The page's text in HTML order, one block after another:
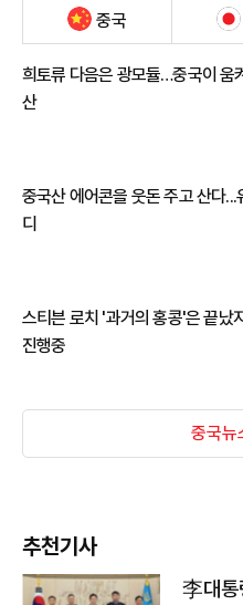
중국
희토류 다음은 광모듈…중국이 움
산
중국산 에어콘을 웃돈 주고 산다...
디
스티븐 로치 '과거의 홍콩'은 끝났
진행중
중국뉴
추천기사
李대통